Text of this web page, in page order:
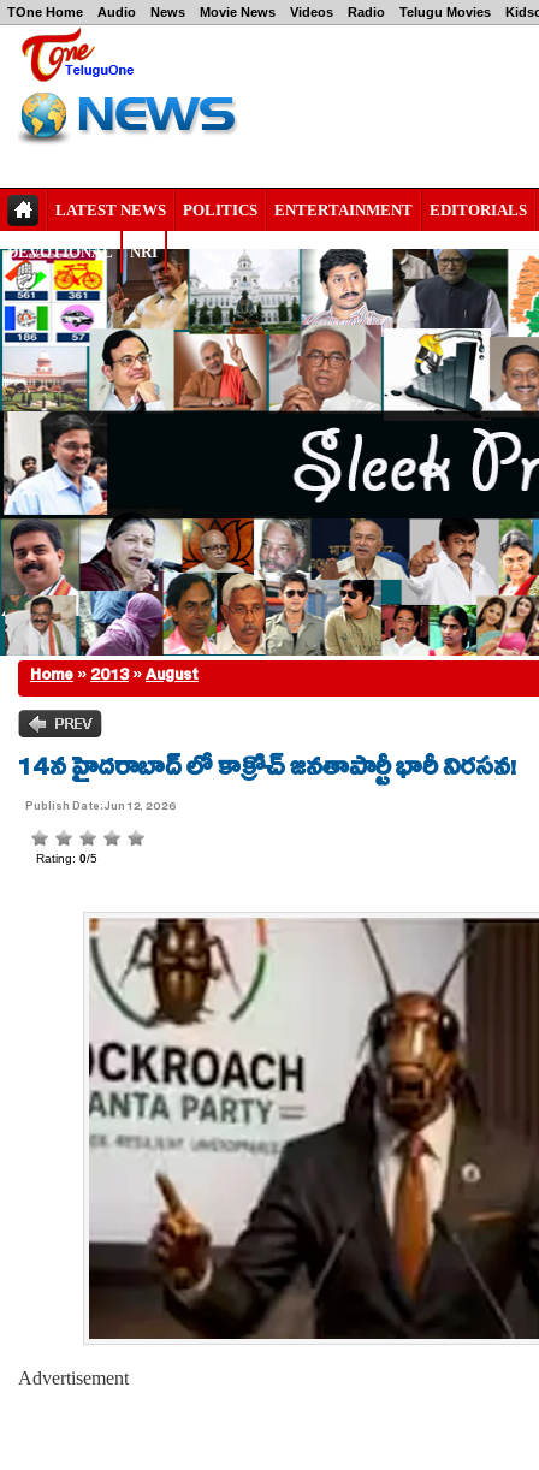
TOne Home Audio News Movie News Videos Radio Telugu Movies
LATEST NEWS POLITICS ENTERTAINMENT EDITORIALS
DEVOTIONAL NRI
Home»2013»August
14న హైదరాబాద్ లో కాక్రోచ్ జనతాపార్టీ భారీ నిరసన!
Publish Date:Jun 12, 2026
Advertisement